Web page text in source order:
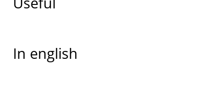
In english